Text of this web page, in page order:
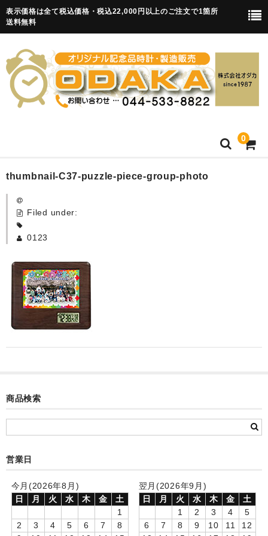
表示価格は全て税込価格・税込22,000円以上のご注文で1箇所
送料無料
0
HOME
卒園記念品
カード付フォトフレームクロック(集合)
目覚まし時計(集合＋個別)
メロディ時計(集合)
お絵かきギャラリープラス(絵＋個別)
お絵かきギャラリー
自作オリジナル時計
thumbnail-C37-puzzle-piece-group-photo
Filed under:
0123
商品検索
営業日
今月(2026年8月)
日
月 火 水 木 金
土
1
2
3 4 5 6 7
8
翌月(2026年9月)
日
月 火 水 木 金
土
1
2 3 4
5
6
7 8 9 10 11
12